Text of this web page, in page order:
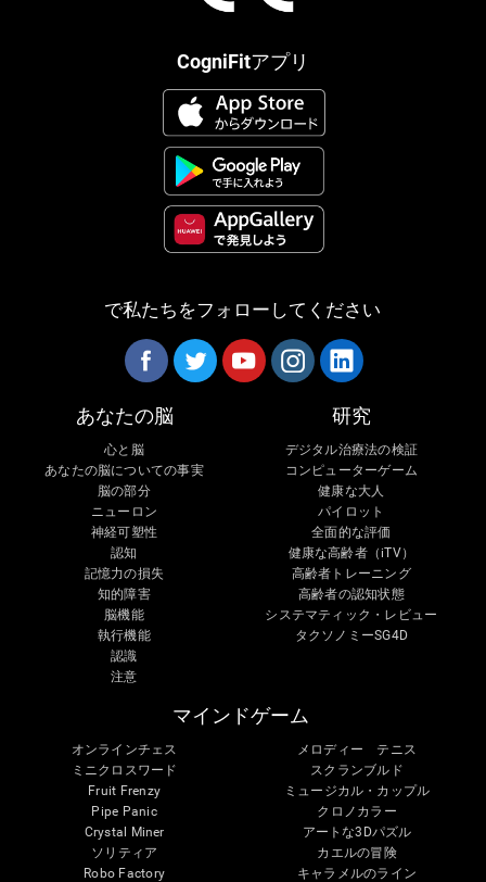
CogniFitアプリ
で私たちをフォローしてください
あなたの脳
心と脳
あなたの脳についての事実
脳の部分
ニューロン
神経可塑性
認知
記憶力の損失
知的障害
脳機能
執行機能
認識
注意
研究
デジタル治療法の検証
コンピューターゲーム
健康な大人
パイロット
全面的な評価
健康な高齢者（iTV）
高齢者トレーニング
高齢者の認知状態
システマティック・レビュー
タクソノミーSG4D
マインドゲーム
オンラインチェス
ミニクロスワード
Fruit Frenzy
Pipe Panic
Crystal Miner
ソリティア
Robo Factory
メロディー テニス
スクランブルド
ミュージカル・カップル
クロノカラー
アートな3Dパズル
カエルの冒険
キャラメルのライン